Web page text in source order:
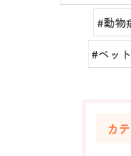
#動物
#ペッ
カ